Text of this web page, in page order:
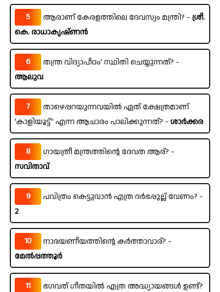
5 ആരാണ് കേരളത്തിലെ ദേവസ്വം മന്ത്രി? - ശ്രീ.
കെ. രാധാകൃഷ്ണൻ
6
തന്ത്ര വിദ്യാപീഠം' സ്ഥിതി ചെയ്യുന്നത്? -
ആലുവ
7
താഴെപ്പറയുന്നവയിൽ ഏത് ക്ഷേത്രമാണ്
'കാളിയൂട്ട്" എന്ന ആചാരം പാലിക്കുന്നത്? - ശാർക്കര
8
ഗായത്രീ മന്ത്രത്തിന്റെ ദേവത ആര്? -
സവിതാവ്
9
പവിത്രം കെട്ടുവാൻ എത്ര ദർഭപ്പുല്ല് വേണം? -
2
10
നാരയണീയത്തിന്റെ കർത്താവാര്? -
മേൽപ്പത്തൂർ
11
ഭഗവത് ഗീതയിൽ എത്ര അദ്ധ്യായങ്ങൾ ഉണ്ട്?